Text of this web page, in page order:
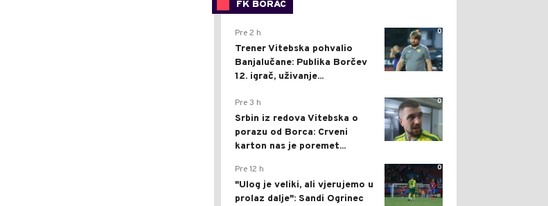
FK BORAC
0
Pre 2 h
Trener Vitebska pohvalio
Banjalučane: Publika Borčev
12. igrač, uživanje...
0
Pre 3 h
Srbin iz redova Vitebska o
porazu od Borca: Crveni
karton nas je poremet...
0
Pre 12 h
"Ulog je veliki, ali vjerujemo u
prolaz dalje": Sandi Ogrinec